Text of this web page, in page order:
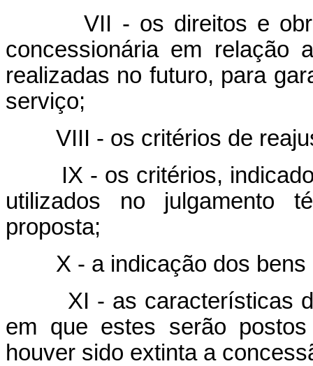
VII - os direitos e
concessionária em relação
realizadas no futuro, para
serviço;
VIII - os critérios de
IX - os critérios,
utilizados no julgamento
proposta;
X - a indicação dos bens
XI - as características
em que estes serão
houver sido extinta a